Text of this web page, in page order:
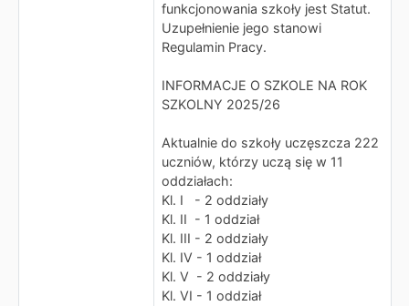
funkcjonowania szkoły jest Statut.
Uzupełnienie jego stanowi
Regulamin Pracy.
INFORMACJE O SZKOLE NA ROK
SZKOLNY 2025/26
Aktualnie do szkoły uczęszcza 222
uczniów, którzy uczą się w 11
oddziałach:
Kl. I - 2 oddziały
Kl. II - 1 oddział
Kl. III - 2 oddziały
Kl. IV - 1 oddział
Kl. V - 2 oddziały
Kl. VI - 1 oddział